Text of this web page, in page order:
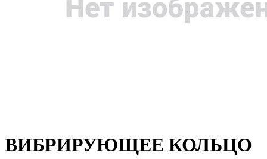
ВИБРИРУЮЩЕЕ КОЛЬЦО